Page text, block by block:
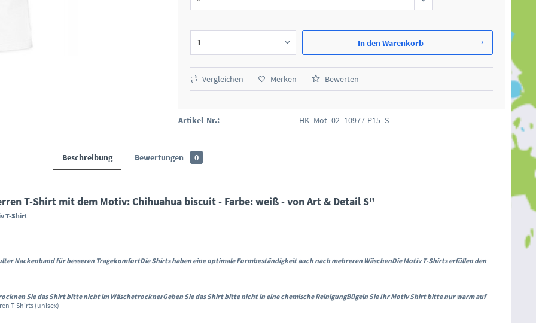
In denWarenkorb
Vergleichen Merken Bewerten
Artikel-Nr.: HK_Mot_02_10977-P15_S
Beschreibung Bewertungen 0
T-Shirt mit dem Motiv: Chihuahua biscuit - Farbe: weiß - von Art & Detail S"
T-Shirt
Nackenband für besseren TragekomfortDie Shirts haben eine optimale Formbeständigkeit auch nach mehreren WäschenDie Motiv T-Shirts erfüllen den
Sie das Shirt bitte nicht im WäschetrocknerGeben Sie das Shirt bitte nicht in eine chemische ReinigungBügeln Sie Ihr Motiv Shirt bitte nur warm auf
T-Shirts (unisex)